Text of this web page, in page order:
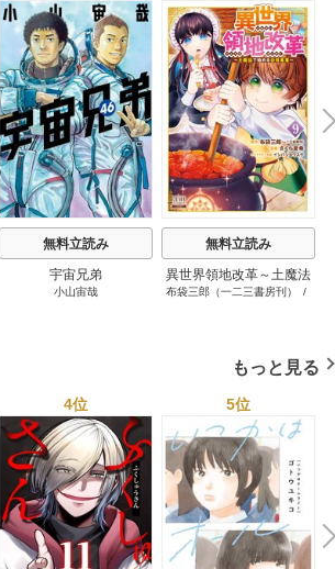
無料立読み
宇宙兄弟
小山宙哉
無料立読み
異世界領地改革～土魔法
で始める公共事業～
布袋三郎（一二三書房刊）
/
N
e
x
t
もっと見る
4位 5位
N
e
x
t